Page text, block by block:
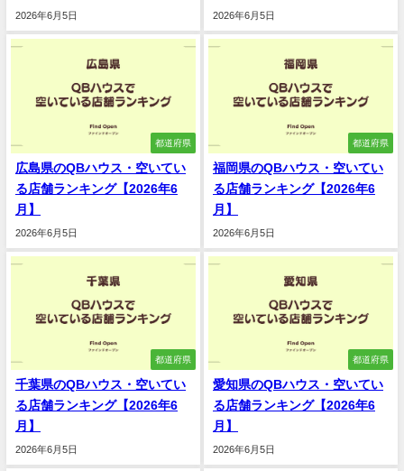
2026年6月5日 2026年6月5日
都道府県
広島県のQBハウス・空いてい
る店舗ランキング【2026年6
月】
2026年6月5日
都道府県
福岡県のQBハウス・空いてい
る店舗ランキング【2026年6
月】
2026年6月5日
都道府県
千葉県のQBハウス・空いてい
る店舗ランキング【2026年6
月】
2026年6月5日
都道府県
愛知県のQBハウス・空いてい
る店舗ランキング【2026年6
月】
2026年6月5日